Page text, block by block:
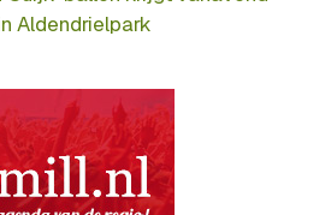
Aldendrielpark